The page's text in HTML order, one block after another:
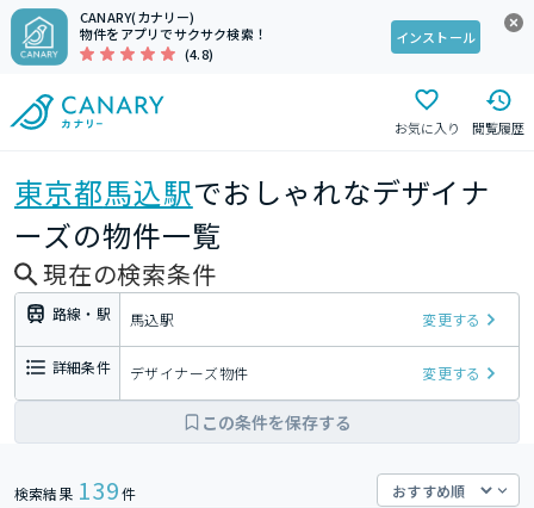
CANARY(カナリー)
物件をアプリでサクサク検索！
(4.8)
インストール
お気に入り 閲覧履歴
東京都馬込駅でおしゃれなデザイナ
ーズの物件一覧
現在の検索条件
路線・駅 馬込駅 変更する
詳細条件 デザイナーズ物件 変更する
この条件を保存する
検索結果 139件